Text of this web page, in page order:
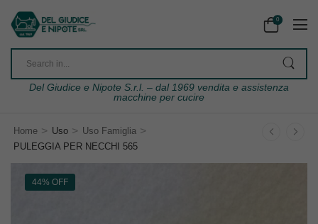
0
Del Giudice e Nipote S.r.l. – dal 1969 vendita e assistenza
macchine per cucire
Home > Uso > Uso Famiglia >
PULEGGIA PER NECCHI 565
44% OFF